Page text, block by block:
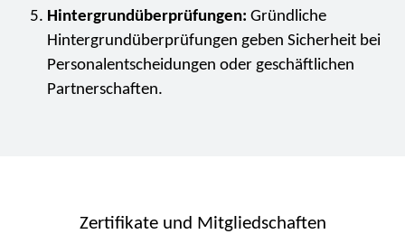
Hintergrundüberprüfungen: Gründliche
Hintergrundüberprüfungen geben Sicherheit bei
Personalentscheidungen oder geschäftlichen
Partnerschaften.
Zertifikate und Mitgliedschaften